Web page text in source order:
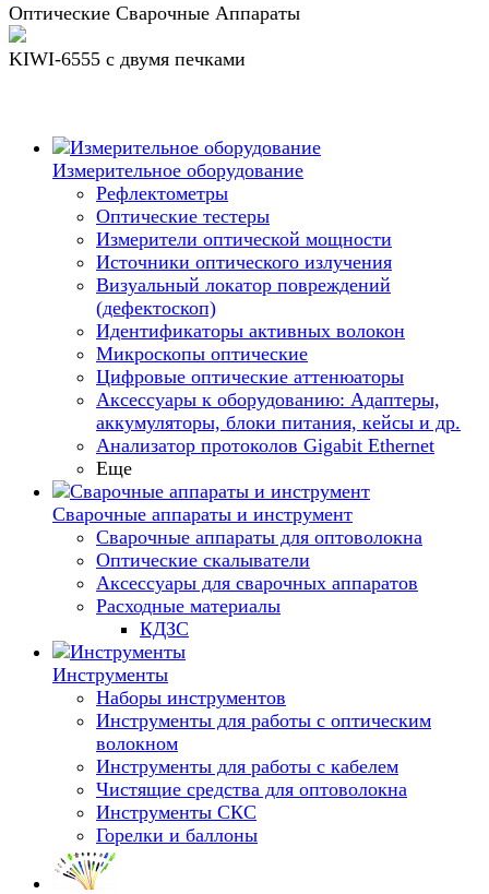
Оптические Сварочные Аппараты
KIWI-6555 c двумя печками
Измерительное оборудование
Рефлектометры
Оптические тестеры
Измерители оптической мощности
Источники оптического излучения
Визуальный локатор повреждений
(дефектоскоп)
Идентификаторы активных волокон
Микроскопы оптические
Цифровые оптические аттенюаторы
Аксессуары к оборудованию: Адаптеры,
аккумуляторы, блоки питания, кейсы и др.
Анализатор протоколов Gigabit Ethernet
Еще
Сварочные аппараты и инструмент
Сварочные аппараты для оптоволокна
Оптические скалыватели
Аксессуары для сварочных аппаратов
Расходные материалы
КДЗС
Инструменты
Наборы инструментов
Инструменты для работы с оптическим
волокном
Инструменты для работы с кабелем
Чистящие средства для оптоволокна
Инструменты СКС
Горелки и баллоны